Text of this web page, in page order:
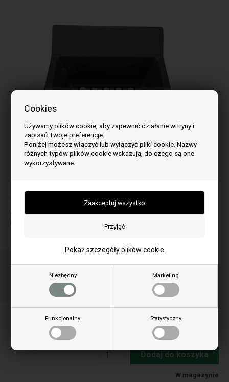
Cookies
Używamy plików cookie, aby zapewnić działanie witryny i
zapisać Twoje preferencje.
Poniżej możesz włączyć lub wyłączyć pliki cookie. Nazwy
różnych typów plików cookie wskazują, do czego są one
wykorzystywane.
Niezbędny Marketing
Funkcjonalny Statystyczny
Pokaż szczegóły plików cookie
O
Oro
w dni powszednie i wysyłamy tego samego dnia
Ceny zawierają podatek VAT
343,00
Dodaj do koszyka
W magazynie